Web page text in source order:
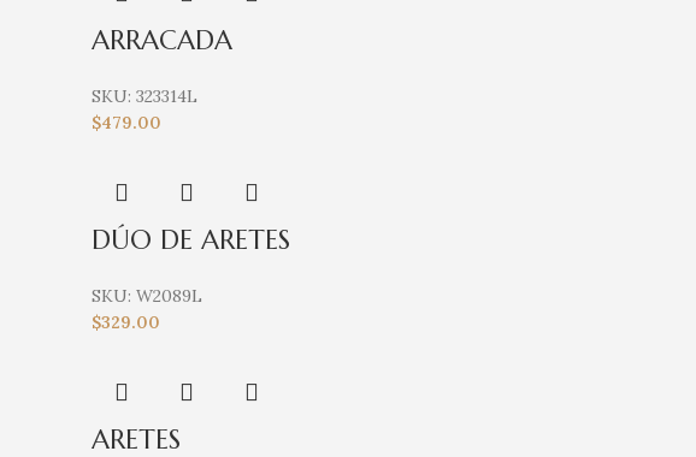
ARRACADA
SKU: 323314L
$479.00
DÚO DE ARETES
SKU: W2089L
$329.00
ARETES